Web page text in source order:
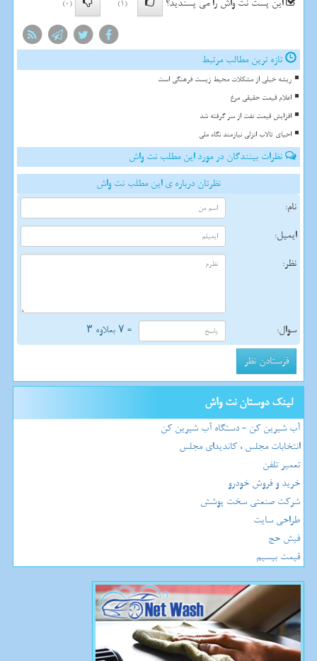
این پست نت واش را می پسندید؟
(1)
(0)
تازه ترین مطالب مرتبط
ریشه خیلی از مشکلات محیط زیست فرهنگی است
اعلام قیمت حقیقی مرغ
افزایش قیمت نفت از سر گرفته شد
احیای تالاب انزلی نیازمند نگاه ملی
نظرات بینندگان در مورد این مطلب نت واش
نظرتان درباره ی این مطلب نت واش
نام:
ایمیل:
نظر:
سوال: = ۷ بعلاوه ۳
لینک دوستان نت واش
آب شیرین کن - دستگاه آب شیرین کن
انتخابات مجلس ، کاندیدای مجلس
تعمیر تلفن
خرید و فروش خودرو
شرکت صنعتی سخت پوشش
طراحی سایت
فیش حج
قیمت بیسیم